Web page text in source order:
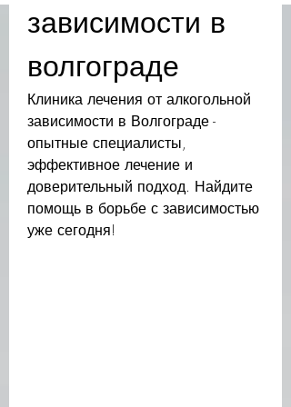
зависимости в
волгограде
Клиника лечения от алкогольной
зависимости в Волгограде -
опытные специалисты,
эффективное лечение и
доверительный подход. Найдите
помощь в борьбе с зависимостью
уже сегодня!